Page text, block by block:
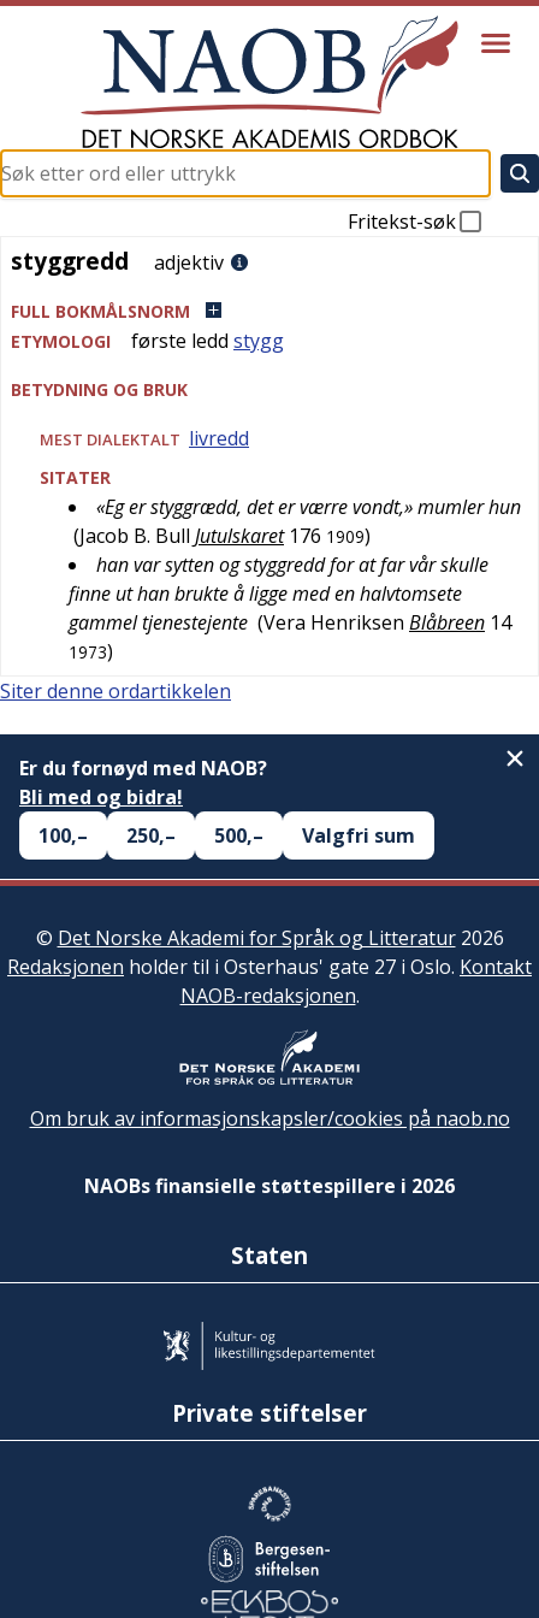
Fritekst-søk
styggredd
styggredd adjektiv
FULL BOKMÅLSNORM
ETYMOLOGI
første ledd stygg
BETYDNING OG BRUK
MEST DIALEKTALT livredd
SITATER
«Eg er styggrædd, det er værre vondt,» mumler hun
(Jacob B. Bull Jutulskaret 176 1909)
han var sytten og styggredd for at far vår skulle
finne ut han brukte å ligge med en halvtomsete
gammel tjenestejente (Vera Henriksen Blåbreen 14
1973)
Siter denne ordartikkelen
Er du fornøyd med NAOB?
Bli med og bidra!
100,–
250,– 500,– Valgfri sum
© Det Norske Akademi for Språk og Litteratur2026
Redaksjonen holder til i Osterhaus' gate 27 i Oslo. Kontakt
NAOB-redaksjonen.
Om bruk av informasjonskapsler/cookies på naob.no
NAOBs finansielle støttespillere i 2026
Staten
Private stiftelser